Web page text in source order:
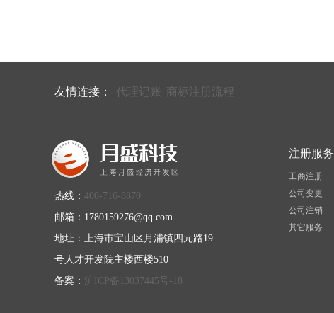
友情连接： 代理记账 商标注册流程
热线： 400-716-8870
邮箱：1780159276@qq.com
地址：上海市宝山区月浦镇四元路19
号人才开发院主楼西楼510
备案： 沪ICP备13037445号-18
注册服务
工商注册
公司变更
公司注销
其它服务